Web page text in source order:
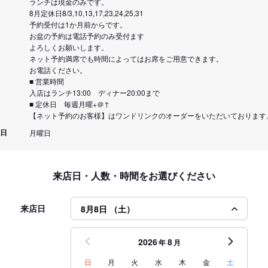
8月定休日8/3,10,13,17,23,24,25,31
予約受付は1か月前からです。
お盆の予約は電話予約のみ受付ます
よろしくお願いします。
ネット予約満席でも時間によってはお席をご用意できます。
お電話ください。
■ 営業時間
入店はランチ13:00 ディナー20:00まで
■ 定休日 毎週月曜+＠↑
【ネット予約のお客様】はワンドリンクのオーダーをいただいております
月曜日
来店日・人数・時間をお選びください
来店日 8月8日 （土）
2026年8月
日 月 火 水 木 金 土